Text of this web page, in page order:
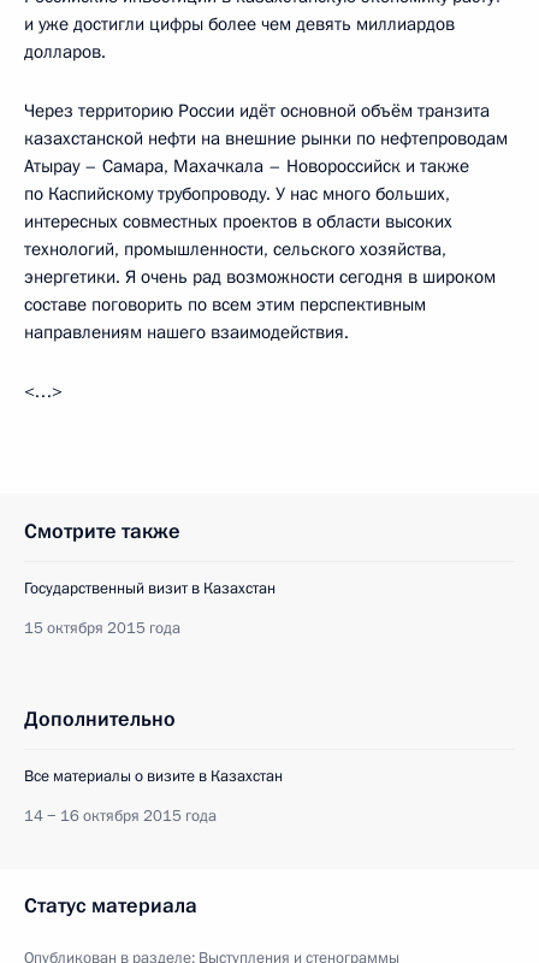
и уже достигли цифры более чем девять миллиардов
долларов.
Через территорию России идёт основной объём транзита
казахстанской нефти на внешние рынки по нефтепроводам
Атырау – Самара, Махачкала – Новороссийск и также
по Каспийскому трубопроводу. У нас много больших,
интересных совместных проектов в области высоких
технологий, промышленности, сельского хозяйства,
энергетики. Я очень рад возможности сегодня в широком
составе поговорить по всем этим перспективным
направлениям нашего взаимодействия.
<…>
Смотрите также
Государственный визит в Казахстан
15 октября 2015 года
Дополнительно
Все материалы о визите в Казахстан
14 − 16 октября 2015 года
Статус материала
Опубликован в разделе: Выступления и стенограммы